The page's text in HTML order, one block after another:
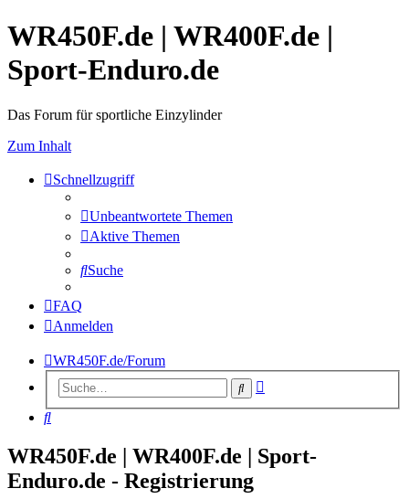
WR450F.de | WR400F.de |
Sport-Enduro.de
Das Forum für sportliche Einzylinder
Zum Inhalt
Schnellzugriff
Unbeantwortete Themen
Aktive Themen
Suche
FAQ
Anmelden
WR450F.de/Forum
Suche
Suche
WR450F.de | WR400F.de | Sport-
Enduro.de - Registrierung